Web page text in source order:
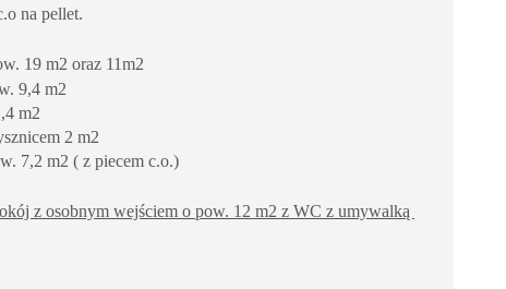
na pellet.
19 m2 oraz 11m2
9,4 m2
m2
2 m2
7,2 m2 ( z piecem c.o.)
z osobnym wejściem o pow. 12 m2 z WC z umywalką